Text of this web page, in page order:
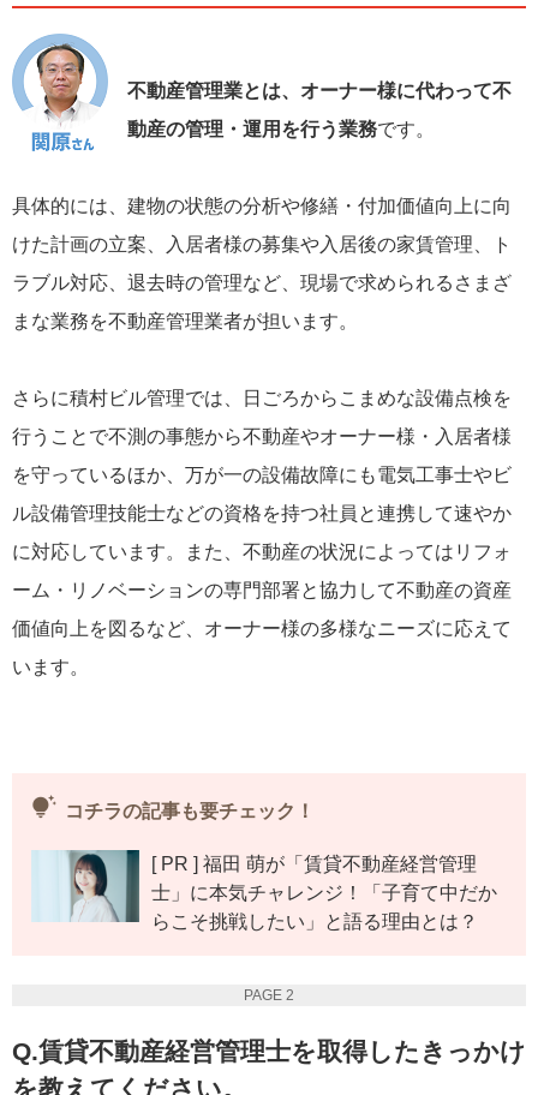
不動産管理業とは、オーナー様に代わって不
動産の管理・運用を行う業務です。
具体的には、建物の状態の分析や修繕・付加価値向上に向
けた計画の立案、入居者様の募集や入居後の家賃管理、ト
ラブル対応、退去時の管理など、現場で求められるさまざ
まな業務を不動産管理業者が担います。
さらに積村ビル管理では、日ごろからこまめな設備点検を
行うことで不測の事態から不動産やオーナー様・入居者様
を守っているほか、万が一の設備故障にも電気工事士やビ
ル設備管理技能士などの資格を持つ社員と連携して速やか
に対応しています。また、不動産の状況によってはリフォ
ーム・リノベーションの専門部署と協力して不動産の資産
価値向上を図るなど、オーナー様の多様なニーズに応えて
います。
tips_and_updates コチラの記事も要チェック！
[ PR ] 福田 萌が「賃貸不動産経営管理
士」に本気チャレンジ！「子育て中だか
らこそ挑戦したい」と語る理由とは？
PAGE 2
Q.賃貸不動産経営管理士を取得したきっかけ
を教えてください。